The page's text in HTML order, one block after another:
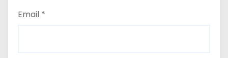
Email *